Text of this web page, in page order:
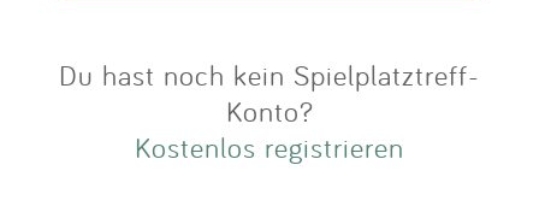
Du hast noch kein Spielplatztreff-
Konto?
Kostenlos registrieren